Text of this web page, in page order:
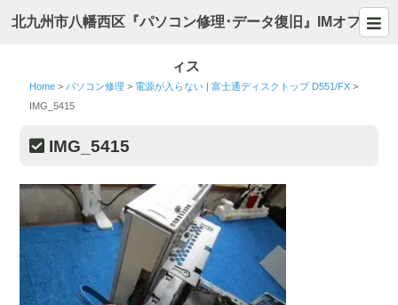
北九州市八幡西区『パソコン修理･データ復旧』IMオフ
ィス
Home > パソコン修理 > 電源が入らない | 富士通ディスクトップ D551/FX >
IMG_5415
IMG_5415